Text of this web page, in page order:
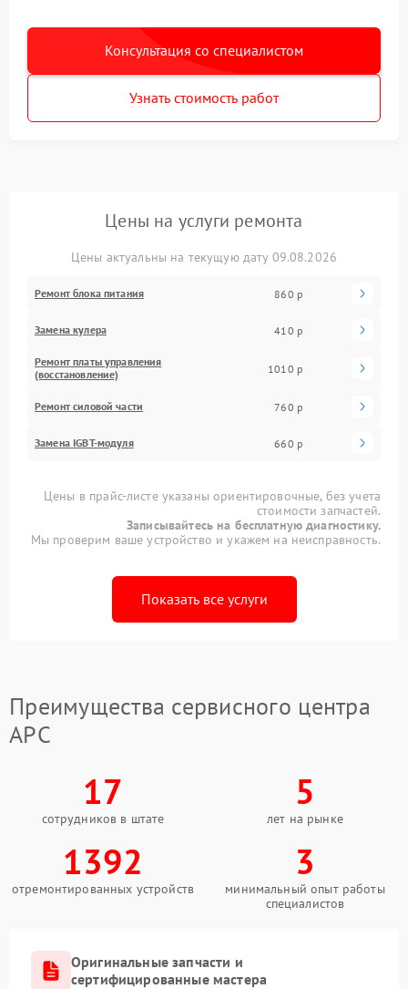
Консультация со специалистом
Узнать стоимость работ
Цены на услуги ремонта
Цены актуальны на текущую дату 09.08.2026
Ремонт блока питания 860 р
Замена кулера 410 р
Ремонт платы управления
(восстановление)
1010 р
Ремонт силовой части 760 р
Замена IGBT-модуля 660 р
Цены в прайс-листе указаны ориентировочные, без учета
стоимости запчастей.
Записывайтесь на бесплатную диагностику.
Мы проверим ваше устройство и укажем на неисправность.
Показать все услуги
Преимущества сервисного центра
APC
17
сотрудников в штате
5
лет на рынке
1392
отремонтированных устройств
3
минимальный опыт работы
специалистов
Оригинальные запчасти и
сертифицированные мастера